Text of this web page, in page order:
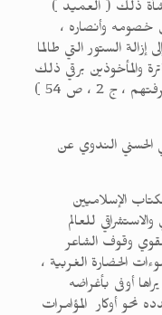
ذلك ( العميد )
خصومه وأنصاره ،
الستور التي طالما
والمأخوذين برقي ذلك
الساحر الساخر ” . ( علماء ومفكرون عرفتهم ، ج 2 ، ص 54 )
الحسني الندوي عن
الإسلاميين
للعالم
وقوف الشاعر
الحضارة الغربية ،
أوفى بأغراضه
نحو أوكار المؤامرات